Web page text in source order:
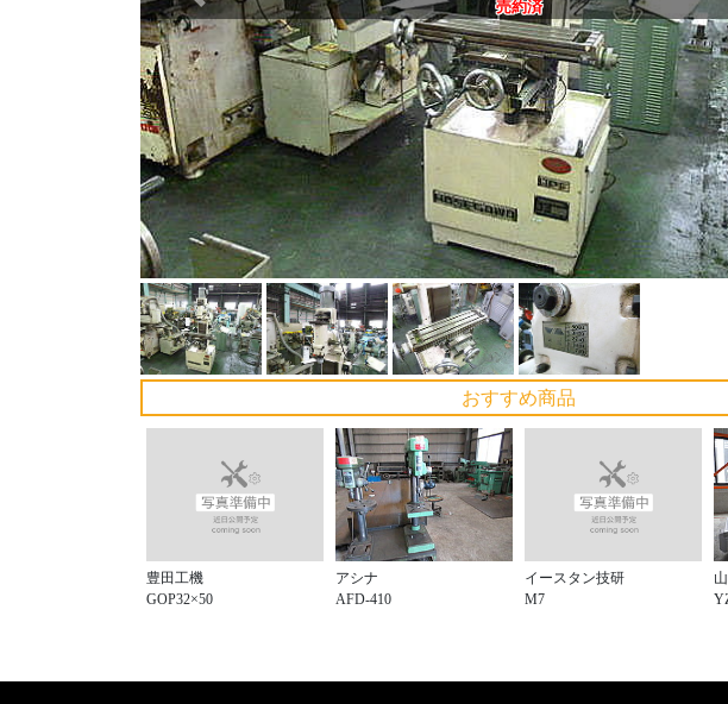
売約済
Previous
おすすめ商品
豊田工機
GOP32×50
アシナ
AFD-410
イースタン技研
M7